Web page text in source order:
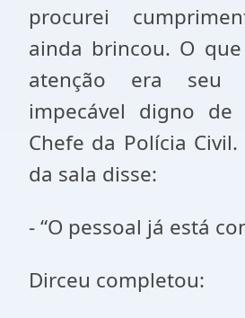
procurei
ainda brincou. O
atenção era seu
impecável digno de
Chefe da Polícia
da sala disse:
- “O pessoal já está
Dirceu completou: